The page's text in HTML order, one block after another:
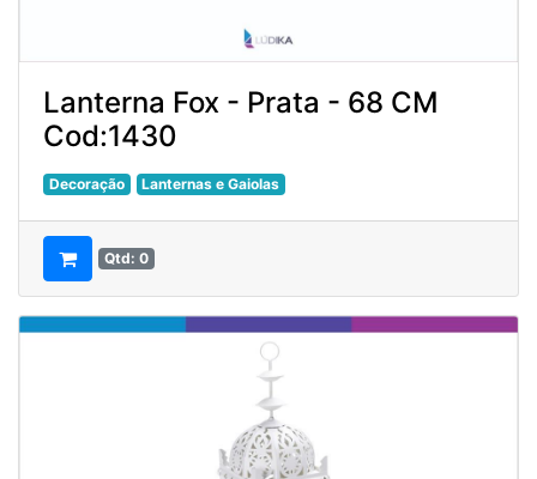
Lanterna Fox - Prata - 68 CM
Cod:1430
Decoração Lanternas e Gaiolas
Qtd: 0